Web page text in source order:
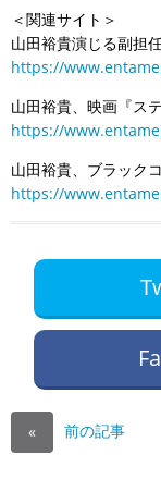
＜関連サイト＞
山田裕貴演じる副担
https://
山田裕貴、映画『ス
https://
山田裕貴、ブラック
https://
« 前の記事